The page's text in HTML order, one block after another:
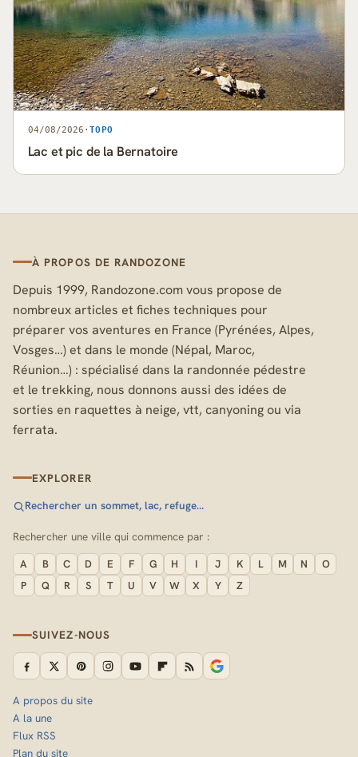
04/08/2026 · TOPO
Lac et pic de la Bernatoire
À PROPOS DE RANDOZONE
Depuis 1999, Randozone.com vous propose de
nombreux articles et fiches techniques pour
préparer vos aventures en France (Pyrénées, Alpes,
Vosges…) et dans le monde (Népal, Maroc,
Réunion…) : spécialisé dans la randonnée pédestre
et le trekking, nous donnons aussi des idées de
sorties en raquettes à neige, vtt, canyoning ou via
ferrata.
EXPLORER
Rechercher un sommet, lac, refuge…
Rechercher une ville qui commence par :
A B C D E F G H I J K L M N
O
P
Q R S T U V W X Y Z
SUIVEZ-NOUS
A propos du site
A la une
Flux RSS
Plan du site